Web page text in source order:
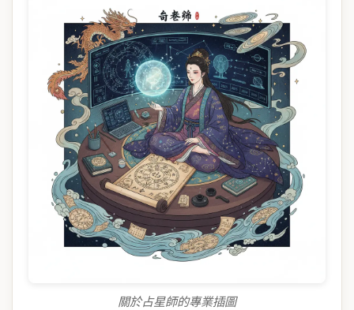
關於占星師的專業插圖